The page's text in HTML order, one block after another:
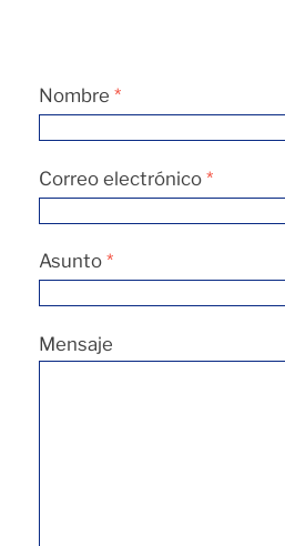
Nombre *
Correo electrónico *
Asunto *
Mensaje